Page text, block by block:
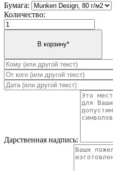
Бумага:
Количество:
Дарственная надпись: